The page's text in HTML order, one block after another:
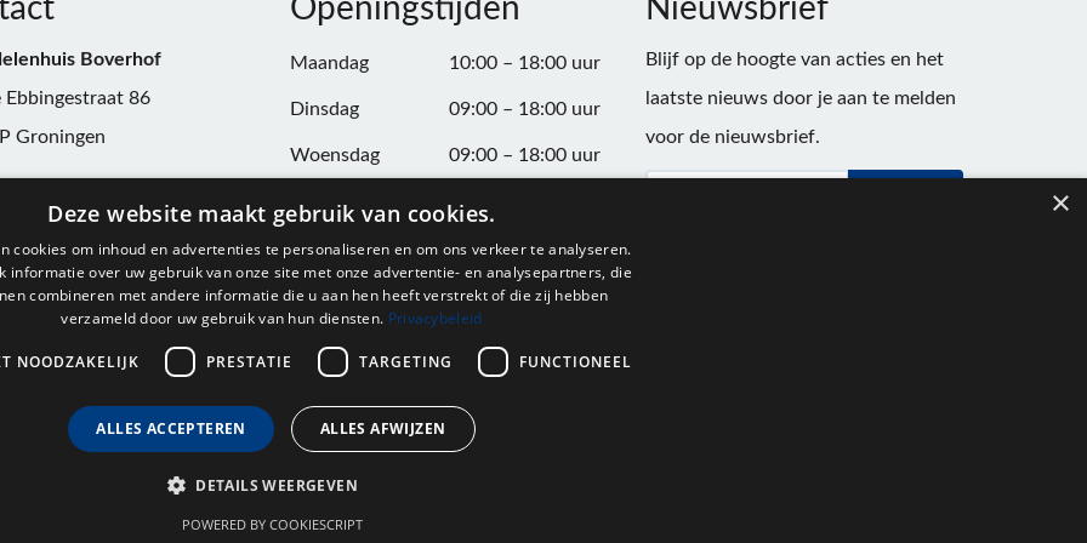
Boverhof
Ebbingestraat 86
Groningen
Openingstijden
Maandag 10:00 – 18:00 uur
Dinsdag 09:00 – 18:00 uur
Woensdag 09:00 – 18:00 uur
Donderdag 09:00 – 20:00 uur
Vrijdag 09:00 – 18:00 uur
Zaterdag 09:00 – 17:00 uur
Nieuwsbrief
Blijf op de hoogte van acties en het
laatste nieuws door je aan te melden
voor de nieuwsbrief.
×
Deze website maakt gebruik van cookies.
cookies om inhoud en advertenties te personaliseren en om ons verkeer te analyseren.
informatie over uw gebruik van onze site met onze advertentie- en analysepartners, die
combineren met andere informatie die u aan hen heeft verstrekt of die zij hebben
verzameld door uw gebruik van hun diensten. Privacybeleid
NOODZAKELIJK PRESTATIE TARGETING FUNCTIONEEL
ALLES ACCEPTEREN ALLES AFWIJZEN
DETAILS WEERGEVEN
POWERED BY COOKIESCRIPT